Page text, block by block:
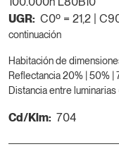
UGR: C0º = 21,2 |
continuación
Habitación de
Reflectancia 20% | 50% |
Distancia entre
Cd/Klm: 704